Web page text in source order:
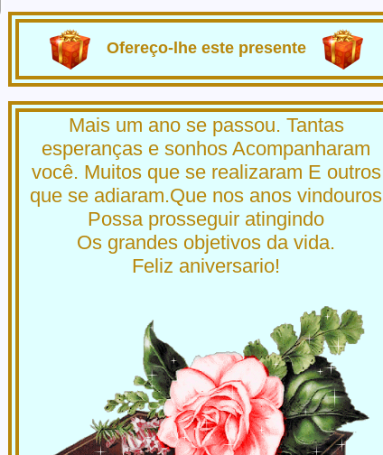
Ofereço-lhe este presente
Mais um ano se passou. Tantas
esperanças e sonhos Acompanharam
você. Muitos que se realizaram E outros
que se adiaram.Que nos anos vindouros
Possa prosseguir atingindo
Os grandes objetivos da vida.
Feliz aniversario!